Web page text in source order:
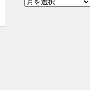
ー